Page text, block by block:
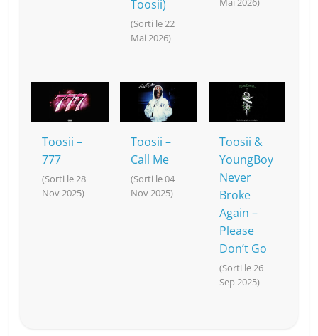
Toosii)
(Sorti le 22
Mai 2026)
Toosii –
777
(Sorti le 28
Nov 2025)
Toosii –
Call Me
(Sorti le 04
Nov 2025)
Toosii &
YoungBoy
Never
Broke
Again –
Please
Don’t Go
(Sorti le 26
Sep 2025)